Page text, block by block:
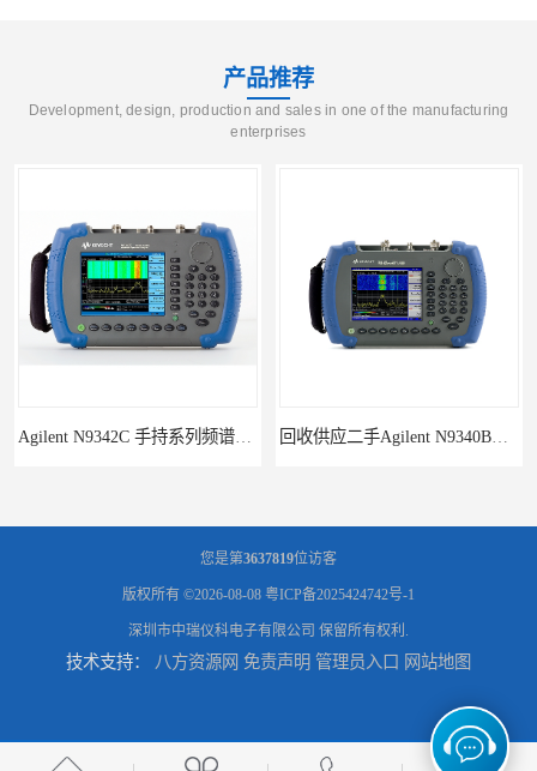
产品推荐
Development, design, production and sales in one of the manufacturing
enterprises
Agilent N9342C 手持系列频谱分析仪 回收供应二手Agilent N9340B手持式系列频谱分析仪
诚信供应二手Agilent N9030A 系列频谱分析仪 供应二手Agilent N9020A 系列皮肤偏向于
您是第3637819位访客
版权所有 ©2026-08-08 粤ICP备2025424742号-1
深圳市中瑞仪科电子有限公司 保留所有权利.
技术支持： 八方资源网 免责声明 管理员入口 网站地图